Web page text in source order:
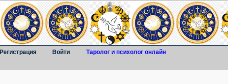
Регистрация Войти Таролог и психолог онлайн